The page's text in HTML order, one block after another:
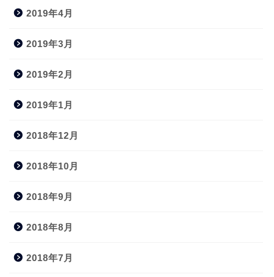
2019年4月
2019年3月
2019年2月
2019年1月
2018年12月
2018年10月
2018年9月
2018年8月
2018年7月